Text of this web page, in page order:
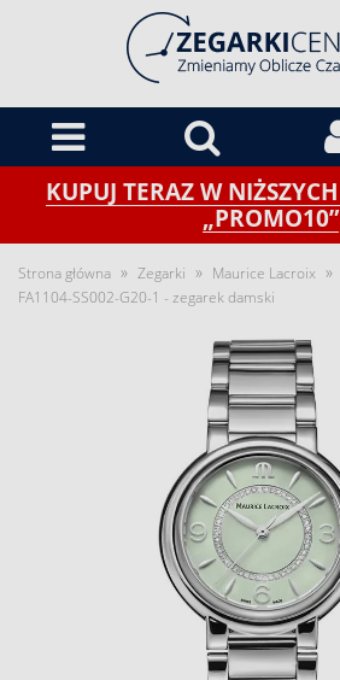
KUPUJ TERAZ W
„PROMO10”
Strona główna » Zegarki » Maurice Lacroix »
FA1104-SS002-G20-1 - zegarek damski